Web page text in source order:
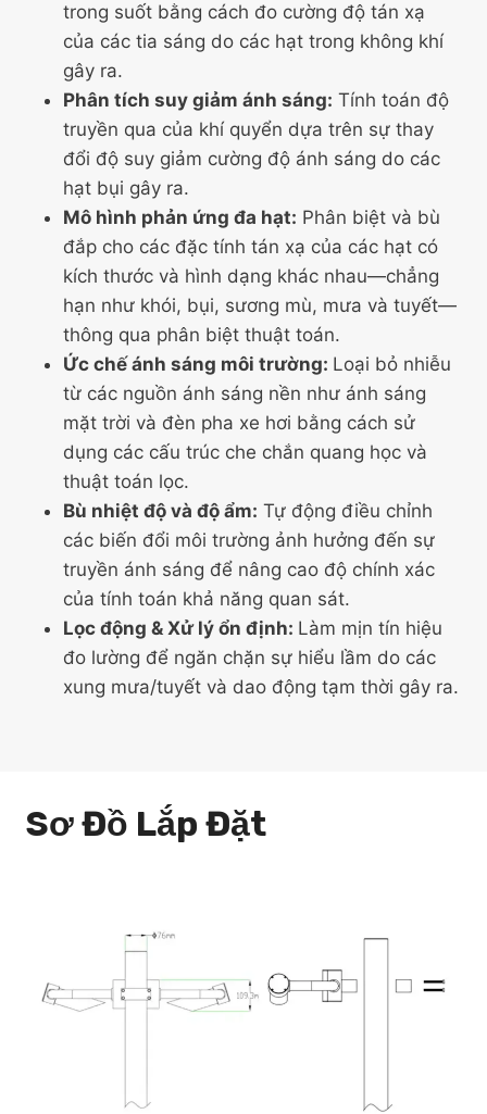
trong suốt bằng cách đo cường độ tán xạ
của các tia sáng do các hạt trong không khí
gây ra.
Phân tích suy giảm ánh sáng: Tính toán độ
truyền qua của khí quyển dựa trên sự thay
đổi độ suy giảm cường độ ánh sáng do các
hạt bụi gây ra.
Mô hình phản ứng đa hạt: Phân biệt và bù
đắp cho các đặc tính tán xạ của các hạt có
kích thước và hình dạng khác nhau—chẳng
hạn như khói, bụi, sương mù, mưa và tuyết—
thông qua phân biệt thuật toán.
Ức chế ánh sáng môi trường: Loại bỏ nhiễu
từ các nguồn ánh sáng nền như ánh sáng
mặt trời và đèn pha xe hơi bằng cách sử
dụng các cấu trúc che chắn quang học và
thuật toán lọc.
Bù nhiệt độ và độ ẩm: Tự động điều chỉnh
các biến đổi môi trường ảnh hưởng đến sự
truyền ánh sáng để nâng cao độ chính xác
của tính toán khả năng quan sát.
Lọc động & Xử lý ổn định: Làm mịn tín hiệu
đo lường để ngăn chặn sự hiểu lầm do các
xung mưa/tuyết và dao động tạm thời gây ra.
Sơ Đồ Lắp Đặt